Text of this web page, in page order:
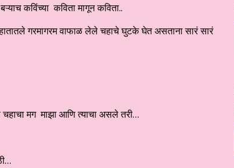
कविंच्या कविता मागून कविता..
गरमागरम वाफाळ लेले चहाचे घुटके घेत असताना सारं सारं
मग माझा आणि त्याचा असले तरी…